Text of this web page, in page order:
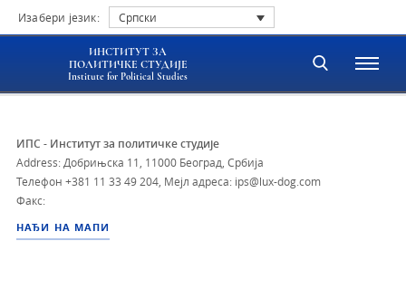
Изабери језик: Српски
ИНСТИТУТ ЗА
ПОЛИТИЧКЕ СТУДИЈЕ
Institute for Political Studies
ИПС - Институт за политичке студије
Address: Добрињска 11, 11000 Београд, Србија
Телефон +381 11 33 49 204 Мејл адреса: ips@lux-dog.com
Факс:
НАЂИ НА МАПИ